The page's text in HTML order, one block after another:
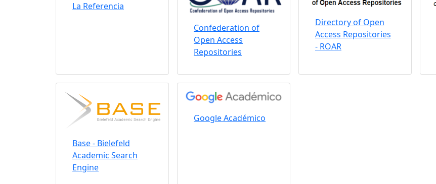
La Referencia
Confederation of
Open Access
Repositories
Directory of Open
Access Repositories
- ROAR
Base - Bielefeld
Academic Search
Engine
Google Académico